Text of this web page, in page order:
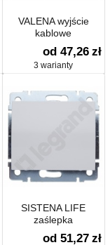
VALENA wyjście
kablowe
od 47,26 zł
3 warianty
SISTENA LIFE
zaślepka
od 51,27 zł